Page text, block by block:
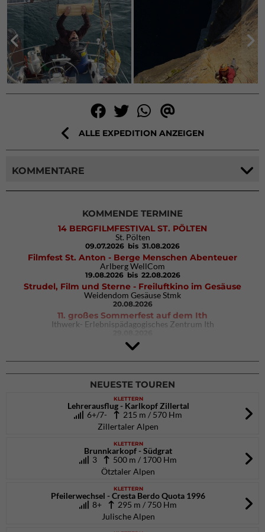
ALLE EXPEDITION ANZEIGEN
KOMMENTARE
KOMMENDE TERMINE
14 BERGFILMFESTIVAL ST. PÖLTEN
St. Pölten
09.07.2026 bis 31.08.2026
Filmfest St. Anton - Berge Menschen Abenteuer
Arlberg WellCom
19.08.2026 bis 22.08.2026
Strudel, Film und Sterne - Freiluftkino im Gesäuse
Weidendom Gesäuse Stmk
20.08.2026
11. großes Sommerfest auf dem Ith
Ithwerk- Erlebnispädagogisches Zentrum Ith
4Blocs KIDS 2026
DAV Kletter- & Boulderzentrum München Süd (Thalkirchen)
26.09.2026
NEUESTE TOUREN
KLETTERN
Lehrerausflug - Karlkopf Zillertal
6+/7-
215 m / 570 Hm
Zillertaler Alpen
KLETTERN
Brunnkarkopf - Südgrat
3
500 m / 1700 Hm
Ötztaler Alpen
KLETTERN
Pfeilerwechsel - Cresta Berdo Quota 1996
8+
295 m / 750 Hm
Julische Alpen